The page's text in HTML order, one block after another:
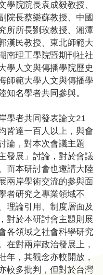
學院院長袁成毅教授、
院長蔡樂蘇教授、中國
所所長劉玫教授、湘潭
漢民教授、東北師範大
南理工學院暨期刊社社
學人文與傳播學院歷史
師範大學人文與傳播學
知名學者共同參與。
者共同發表論文21
皆達一百人以上，與會
論，對本次會議主題
發展」討論，對於會議
而本研討會也邀請大陸
兩岸學術交流的參與面
者研究之專業領域不
理論引用、制度層面及
對於本研討會主題則展
各領域之社會科學研究
在對兩岸政治發展上，
年，其觀念亦較開放，
較多批判，但對於台灣